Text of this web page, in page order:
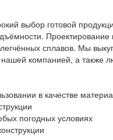
выбор готовой
Проектирование
сплавов. Мы
компанией, а также
в качестве
погодных условиях